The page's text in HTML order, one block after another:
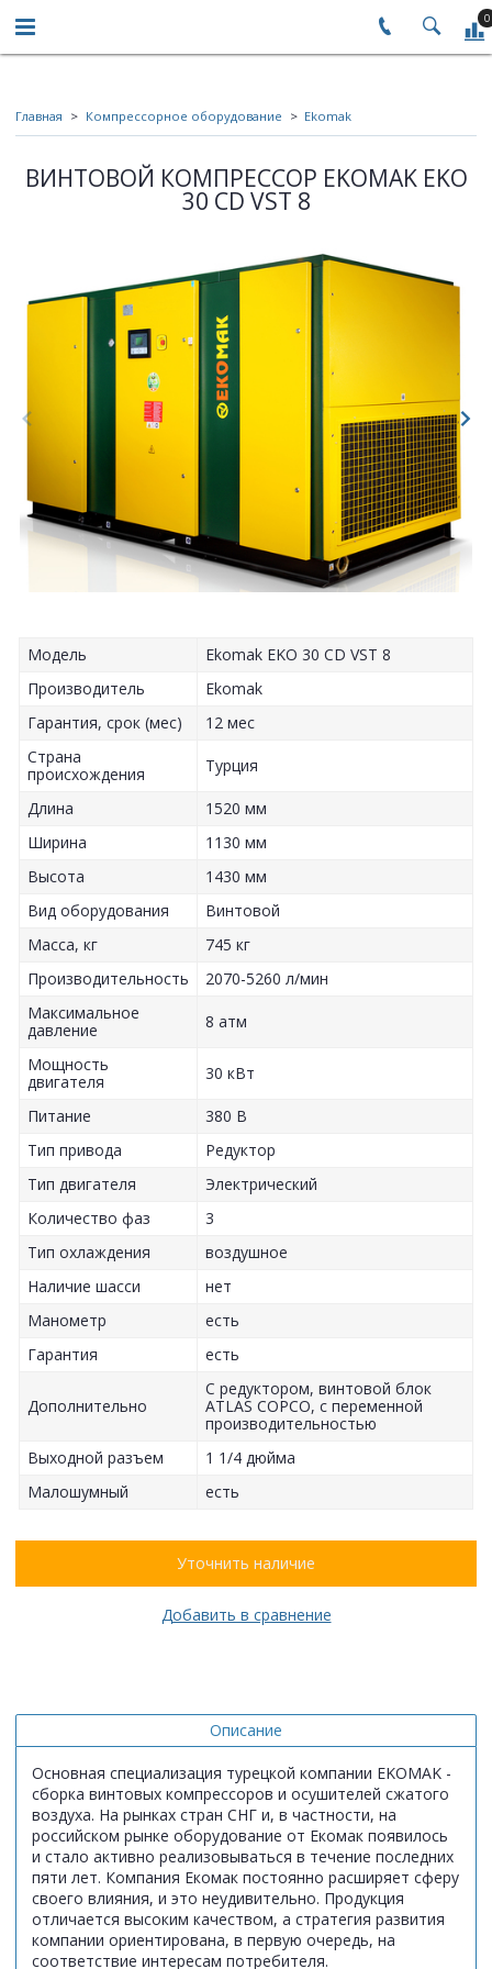
0
Главная Компрессорное оборудование Ekomak
ВИНТОВОЙ КОМПРЕССОР EKOMAK EKO
30 CD VST 8
Модель
Ekomak EKO 30 CD VST 8
Производитель
Ekomak
Гарантия, срок (мес)
12 мес
Страна
происхождения
Турция
Длина
1520 мм
Ширина
1130 мм
Высота
1430 мм
Вид оборудования
Винтовой
Масса, кг
745 кг
Производительность
2070-5260 л/мин
Максимальное
давление
8 атм
Мощность
двигателя
30 кВт
Питание
380 В
Тип привода
Редуктор
Тип двигателя
Электрический
Количество фаз
3
Тип охлаждения
воздушное
Наличие шасси
нет
Манометр
есть
Гарантия
есть
Дополнительно
С редуктором, винтовой блок
ATLAS COPCO, с переменной
производительностью
Выходной разъем
1 1/4 дюйма
Малошумный
есть
Уточнить наличие
Добавить в сравнение
Описание
Основная специализация турецкой компании EKOMAK -
сборка винтовых компрессоров и осушителей сжатого
воздуха. На рынках стран СНГ и, в частности, на
российском рынке оборудование от Екомак появилось
и стало активно реализовываться в течение последних
пяти лет. Компания Екомак постоянно расширяет сферу
своего влияния, и это неудивительно. Продукция
отличается высоким качеством, а стратегия развития
компании ориентирована, в первую очередь, на
соответствие интересам потребителя.